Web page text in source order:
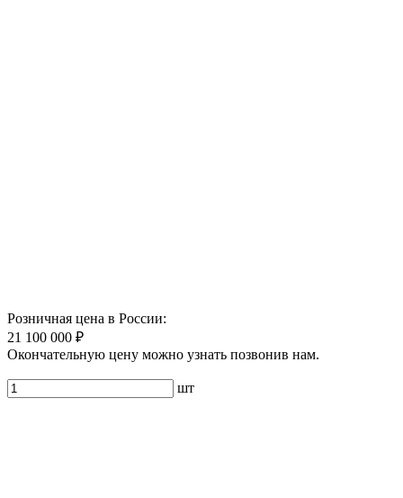
Розничная цена в России:
21 100 000 ₽
Окончательную цену можно узнать позвонив нам.
шт